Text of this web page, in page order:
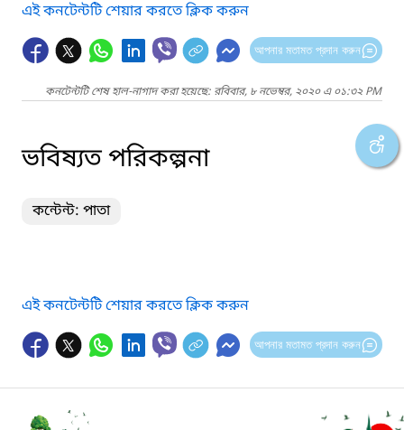
এই কনটেন্টটি শেয়ার করতে ক্লিক করুন
আপনার মতামত প্রদান করুন
কনটেন্টটি শেষ হাল-নাগাদ করা হয়েছে: রবিবার, ৮ নভেম্বর, ২০২০ এ ০১:৩২ PM
ভবিষ্যত পরিকল্পনা
কন্টেন্ট: পাতা
এই কনটেন্টটি শেয়ার করতে ক্লিক করুন
আপনার মতামত প্রদান করুন